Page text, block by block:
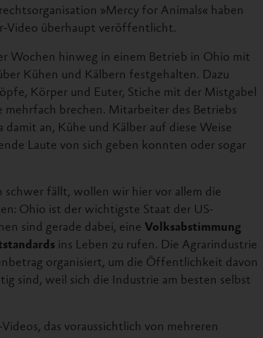
»Mercy for Animals« haben
Video überhaupt veröffentlicht.
Wochen hinweg in einem Betrieb in Ohio mit
Kühen und Kälbern festgehalten. Dazu
Körper und Euter, Stiche mit der Mistgabel
mehrfach brechen. Mitarbeiter des Betriebs
an, Kühe und Kälber auf diese Weise
Laute von sich geben konnten oder sogar
schwer fällt, wollen wir hier vor allem die
Ohio ist der wichtigste Staat der US-
sind gerade dabei, eine Volksabstimmung
ins Leben zu rufen. Die Agrarindustrie
organisiert, um die Öffentlichkeit davon
sind, weil sich die Industrie am besten selbst
das voraussichtlich von mehreren